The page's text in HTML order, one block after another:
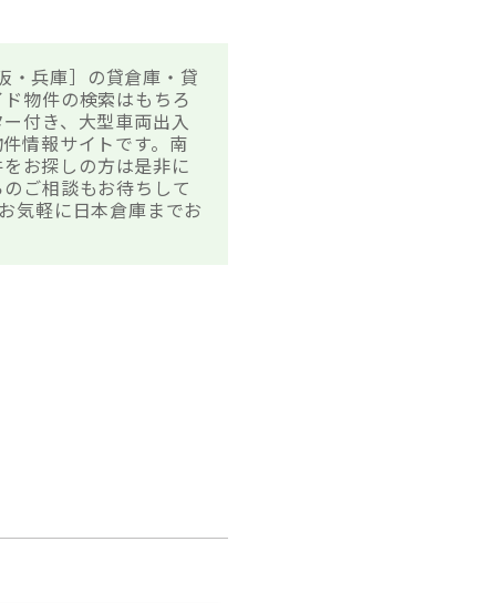
・兵庫］の貸倉庫・貸
物件の検索はもちろ
付き、大型車両出入
情報サイトです。南
お探しの方は是非に
ご相談もお待ちして
気軽に日本倉庫までお